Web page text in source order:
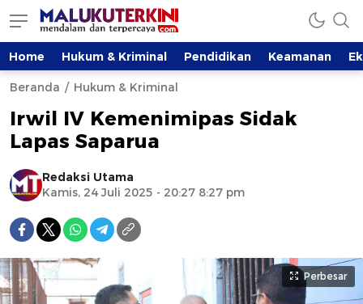
Home Hukum & Kriminal Pendidikan Keamanan
Beranda Hukum & Kriminal
Irwil IV Kemenimipas Sidak
Lapas Saparua
Redaksi Utama
Kamis, 24 Juli 2025 - 20:27 8:27 pm
Perbesar